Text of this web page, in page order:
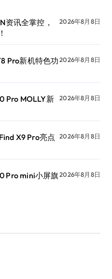
资讯全掌控，
2026年8月8日
Pro新机特色功2026年8月8日
Pro MOLLY新
2026年8月8日
X9 Pro亮点
2026年8月8日
Pro mini小屏旗2026年8月8日